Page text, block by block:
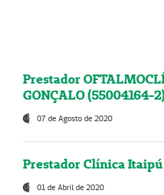
Prestador
GONÇALO (55004164-
07 de Agosto de 2020
Prestador Clínica
01 de Abril de 2020